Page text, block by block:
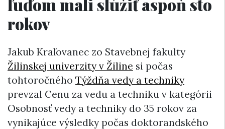
ľuďom mali slúžiť aspoň sto
rokov
Jakub Kraľovanec zo Stavebnej fakulty
Žilinskej univerzity v Žiline si počas
tohtoročného Týždňa vedy a techniky
prevzal Cenu za vedu a techniku v kategórii
Osobnosť vedy a techniky do 35 rokov za
vynikajúce výsledky počas doktorandského